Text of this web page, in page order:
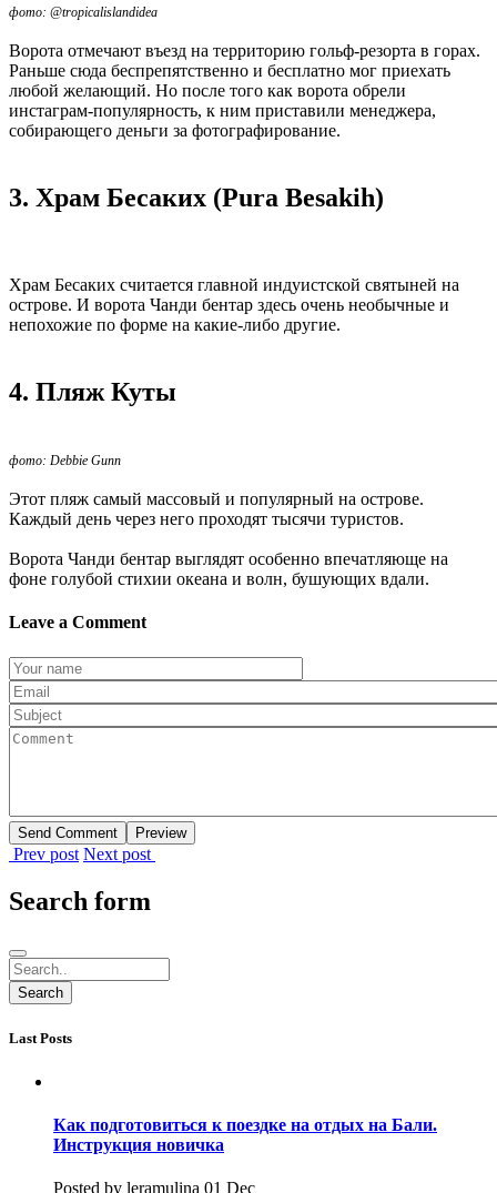
фото: @tropicalislandidea
Ворота отмечают въезд на территорию гольф-резорта в горах.
Раньше сюда беспрепятственно и бесплатно мог приехать
любой желающий. Но после того как ворота обрели
инстаграм-популярность, к ним приставили менеджера,
собирающего деньги за фотографирование.
3. Храм Бесаких (Pura Besakih)
Храм Бесаких считается главной индуистской святыней на
острове. И ворота Чанди бентар здесь очень необычные и
непохожие по форме на какие-либо другие.
4. Пляж Куты
фото: Debbie Gunn
Этот пляж самый массовый и популярный на острове.
Каждый день через него проходят тысячи туристов.
Ворота Чанди бентар выглядят особенно впечатляюще на
фоне голубой стихии океана и волн, бушующих вдали.
Leave a Comment
Prev post Next post
Search form
Last Posts
Как подготовиться к поездке на отдых на Бали.
Инструкция новичка
Posted by leramulina 01 Dec